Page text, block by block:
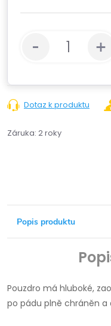
Dotaz k produktu
Záruka: 2 roky
Popis produktu
Pouzdro má hluboké,
po pádu plně chráněn a